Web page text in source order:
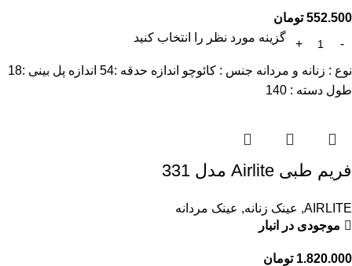
552.500 تومان
گزینه مورد نظر را انتخاب کنید
نوع : زنانه و مردانه جنس : کائوچو اندازه حدقه :54 اندازه پل بینی :18
طول دسته : 140
فریم طبی Airlite مدل 331
AIRLITE
, عینک زنانه, عینک مردانه
موجودی در انبار
1.820.000 تومان